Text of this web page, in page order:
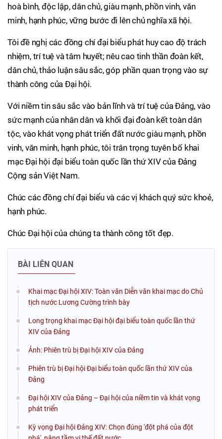
hoà bình, độc lập, dân chủ, giàu mạnh, phồn vinh, văn
minh, hạnh phúc, vững bước đi lên chủ nghĩa xã hội.
Tôi đề nghị các đồng chí đại biểu phát huy cao độ trách
nhiệm, trí tuệ và tâm huyết; nêu cao tinh thần đoàn kết,
dân chủ, thảo luận sâu sắc, góp phần quan trọng vào sự
thành công của Đại hội.
Với niềm tin sâu sắc vào bản lĩnh và trí tuệ của Đảng, vào
sức mạnh của nhân dân và khối đại đoàn kết toàn dân
tộc, vào khát vọng phát triển đất nước giàu mạnh, phồn
vinh, văn minh, hạnh phúc, tôi trân trọng tuyên bố khai
mạc Đại hội đại biểu toàn quốc lần thứ XIV của Đảng
Cộng sản Việt Nam.
Chúc các đồng chí đại biểu và các vị khách quý sức khoẻ,
hạnh phúc.
Chúc Đại hội của chúng ta thành công tốt đẹp.
BÀI LIÊN QUAN
Khai mạc Đại hội XIV: Toàn văn Diễn văn khai mạc do Chủ
tịch nước Lương Cường trình bày
Long trọng khai mạc Đại hội đại biểu toàn quốc lần thứ
XIV của Đảng
Ảnh: Phiên trù bị Đại hội XIV của Đảng
Phiên trù bị Đại hội Đại biểu toàn quốc lần thứ XIV của
Đảng
Đại hội XIV của Đảng – Đại hội của niềm tin và khát vọng
phát triển
Kỳ vọng Đại hội Đảng XIV: Chọn đúng 'đột phá của đột